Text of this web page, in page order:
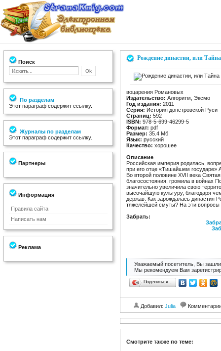
Поиск
По разделам
Этот параграф содержит ссылку.
Журналы по разделам
Этот параграф содержит ссылку.
Партнеры
Информация
Правила сайта
Написать нам
Реклама
Рождение династии, или
воцарения Романовых
Издательство: Алгоритм, Эксмо
Год издания: 2011
Серия: История допетровской Руси
Страниц: 592
ISBN: 978-5-699-46299-5
Формат: pdf
Размер: 35.4 Мб
Язык: русский
Качество: хорошее
Описание
Российская империя родилась,
при его отце «Тишайшем государе»
Во второй половине XVII века
благосостояния, громила в
значительно увеличила свою
высочайшую культуру, благодаря
держав. Как зарождалась династия
тяжелейшей смуты? На эти вопросы
Забрать:
Уважаемый посетитель, Вы зашли
Мы рекомендуем Вам
Поделиться…
Добавил: Julia
Смотрите также по теме: